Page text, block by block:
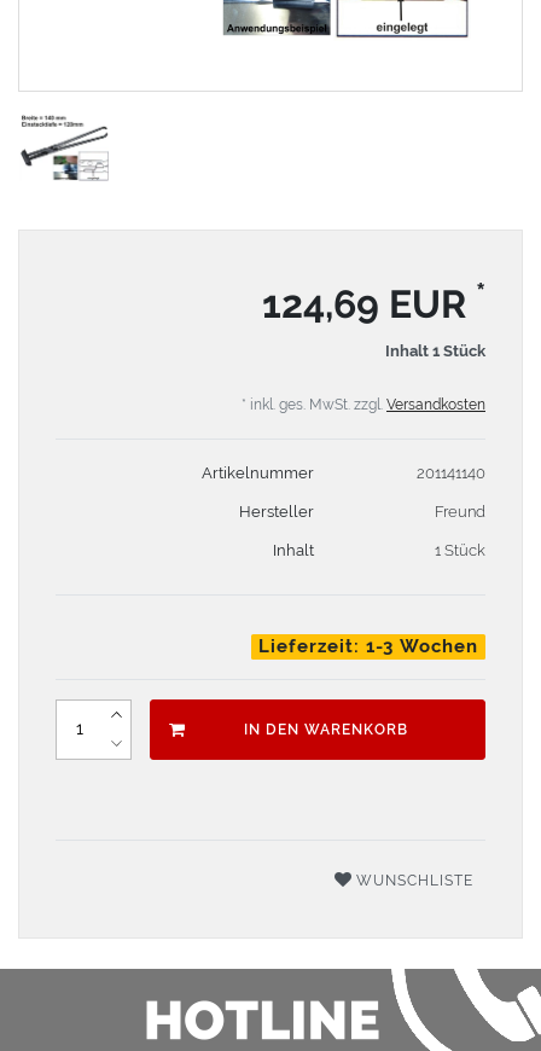
124,69 EUR *
Inhalt 1 Stück
* inkl. ges. MwSt. zzgl. Versandkosten
Artikelnummer 201141140
Hersteller Freund
Inhalt 1 Stück
Lieferzeit: 1-3 Wochen
IN DEN WARENKORB
WUNSCHLISTE